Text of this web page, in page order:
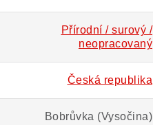
Přírodní / surový /
neopracovaný
Česká republika
Bobrůvka (Vysočina)